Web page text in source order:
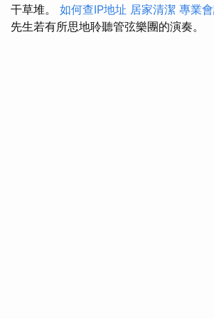
干草堆。 如何查IP地址 居家清潔 專業
先生若有所思地聆聽管弦樂團的演奏。